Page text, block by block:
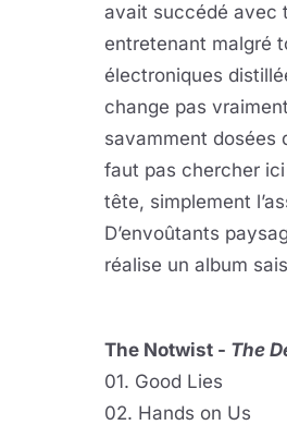
avait succédé avec
entretenant malgré
électroniques
change pas
savamment dosées
faut pas chercher
tête, simplement
D’envoûtants
réalise un album
The Notwist - The
01. Good Lies
02. Hands on Us